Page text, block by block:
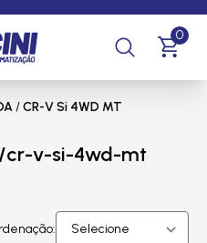
0
/CR-V Si 4WD MT
cr-v-si-4wd-mt